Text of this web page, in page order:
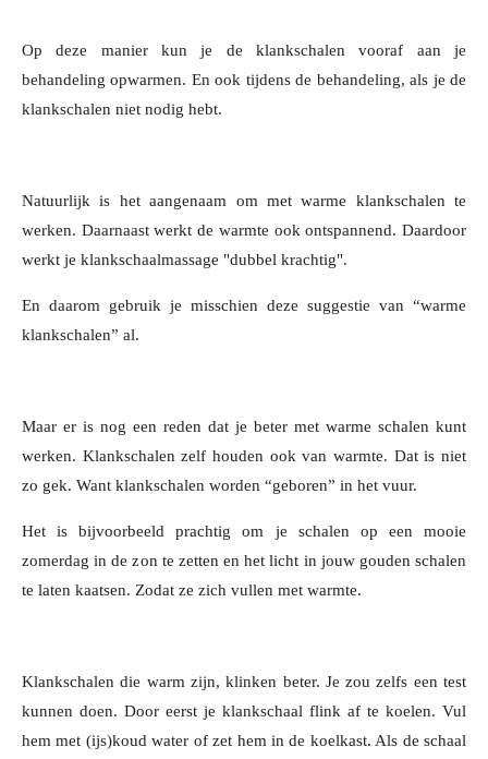
Op deze manier kun je de klankschalen vooraf aan je
behandeling opwarmen. En ook tijdens de behandeling, als je de
klankschalen niet nodig hebt.
Natuurlijk is het aangenaam om met warme klankschalen te
werken. Daarnaast werkt de warmte ook ontspannend. Daardoor
werkt je klankschaalmassage "dubbel krachtig".
En daarom gebruik je misschien deze suggestie van “warme
klankschalen” al.
Maar er is nog een reden dat je beter met warme schalen kunt
werken. Klankschalen zelf houden ook van warmte. Dat is niet
zo gek. Want klankschalen worden “geboren” in het vuur.
Het is bijvoorbeeld prachtig om je schalen op een mooie
zomerdag in de zon te zetten en het licht in jouw gouden schalen
te laten kaatsen. Zodat ze zich vullen met warmte.
Klankschalen die warm zijn, klinken beter. Je zou zelfs een test
kunnen doen. Door eerst je klankschaal flink af te koelen. Vul
hem met (ijs)koud water of zet hem in de koelkast. Als de schaal